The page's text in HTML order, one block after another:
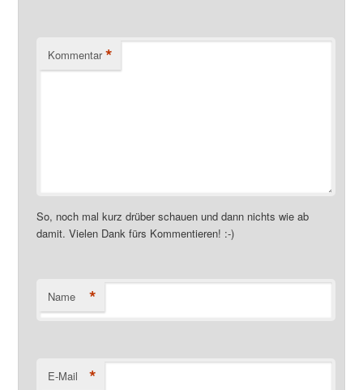
Kommentar *
So, noch mal kurz drüber schauen und dann nichts wie ab
damit. Vielen Dank fürs Kommentieren! :-)
Name *
E-Mail *